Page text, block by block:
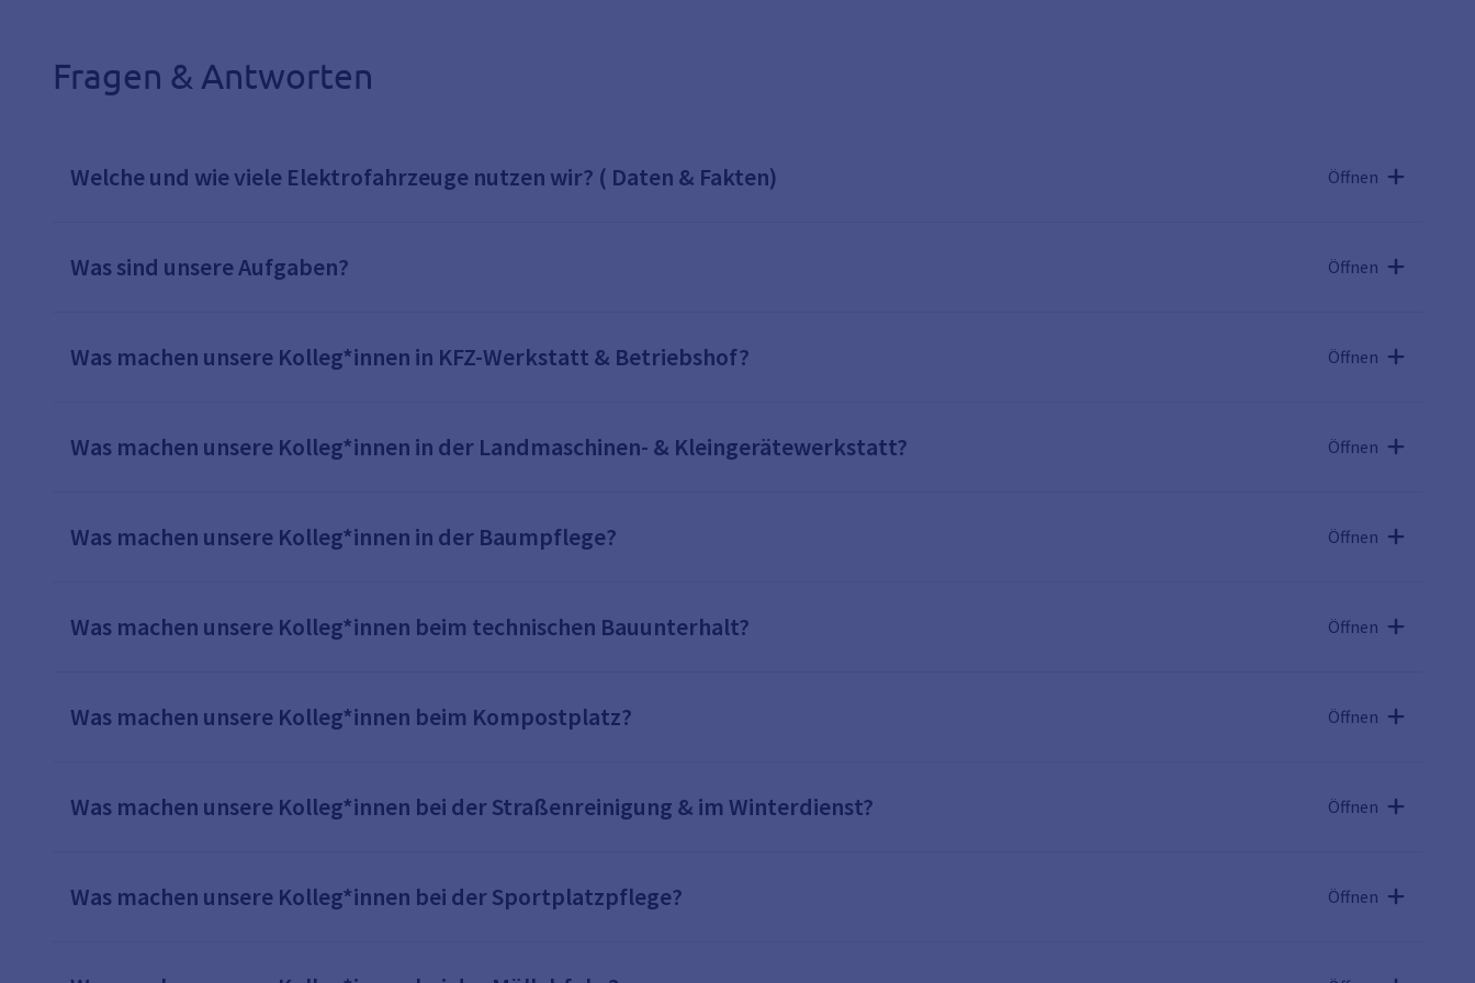
Fragen & Antworten
Welche und wie viele Elektrofahrzeuge nutzen wir? ( Daten & Fakten) Öffnen
Was sind unsere Aufgaben? Öffnen
Was machen unsere Kolleg*innen in KFZ-Werkstatt & Betriebshof? Öffnen
Was machen unsere Kolleg*innen in der Landmaschinen- & Kleingerätewerkstatt? Öffnen
Was machen unsere Kolleg*innen in der Baumpflege? Öffnen
Was machen unsere Kolleg*innen beim technischen Bauunterhalt? Öffnen
Was machen unsere Kolleg*innen beim Kompostplatz? Öffnen
Was machen unsere Kolleg*innen bei der Straßenreinigung & im Winterdienst? Öffnen
Was machen unsere Kolleg*innen bei der Sportplatzpflege? Öffnen